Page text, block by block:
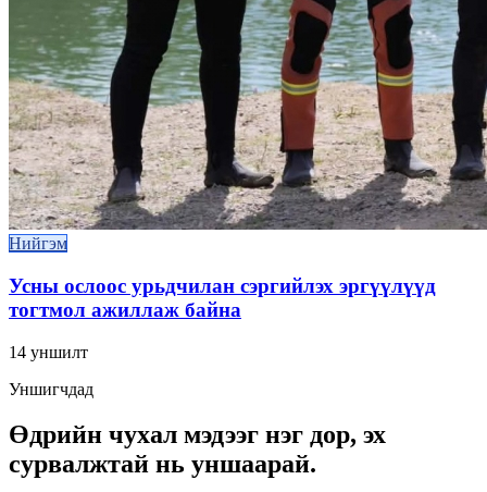
Нийгэм
Усны ослоос урьдчилан сэргийлэх эргүүлүүд
тогтмол ажиллаж байна
14 уншилт
Уншигчдад
Өдрийн чухал мэдээг нэг дор, эх
сурвалжтай нь уншаарай.